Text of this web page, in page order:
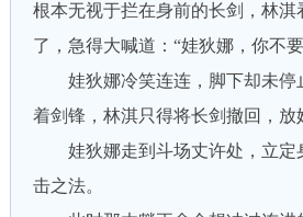
根本无视于拦在身前的长剑，林淇
了，急得大喊道：“娃狄娜，你不
娃狄娜冷笑连连，脚下却未停
着剑锋，林淇只得将长剑撤回，放
娃狄娜走到斗场丈许处，立定
击之法。